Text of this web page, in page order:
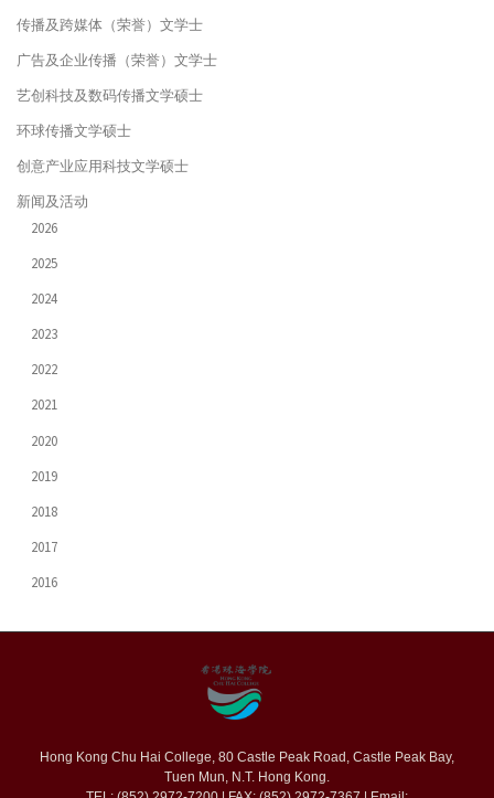
传播及跨媒体（荣誉）文学士
广告及企业传播（荣誉）文学士
艺创科技及数码传播文学硕士
环球传播文学硕士
创意产业应用科技文学硕士
新闻及活动
2026
2025
2024
2023
2022
2021
2020
2019
2018
2017
2016
Hong Kong Chu Hai College, 80 Castle Peak Road, Castle Peak Bay,
Tuen Mun, N.T. Hong Kong.